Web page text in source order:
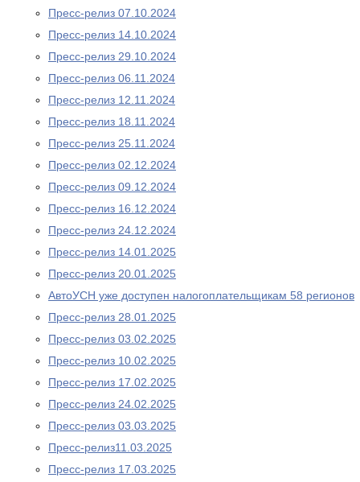
Пресс-релиз 07.10.2024
Пресс-релиз 14.10.2024
Пресс-релиз 29.10.2024
Пресс-релиз 06.11.2024
Пресс-релиз 12.11.2024
Пресс-релиз 18.11.2024
Пресс-релиз 25.11.2024
Пресс-релиз 02.12.2024
Пресс-релиз 09.12.2024
Пресс-релиз 16.12.2024
Пресс-релиз 24.12.2024
Пресс-релиз 14.01.2025
Пресс-релиз 20.01.2025
АвтоУСН уже доступен налогоплательщикам 58 регионов
Пресс-релиз 28.01.2025
Пресс-релиз 03.02.2025
Пресс-релиз 10.02.2025
Пресс-релиз 17.02.2025
Пресс-релиз 24.02.2025
Пресс-релиз 03.03.2025
Пресс-релиз11.03.2025
Пресс-релиз 17.03.2025